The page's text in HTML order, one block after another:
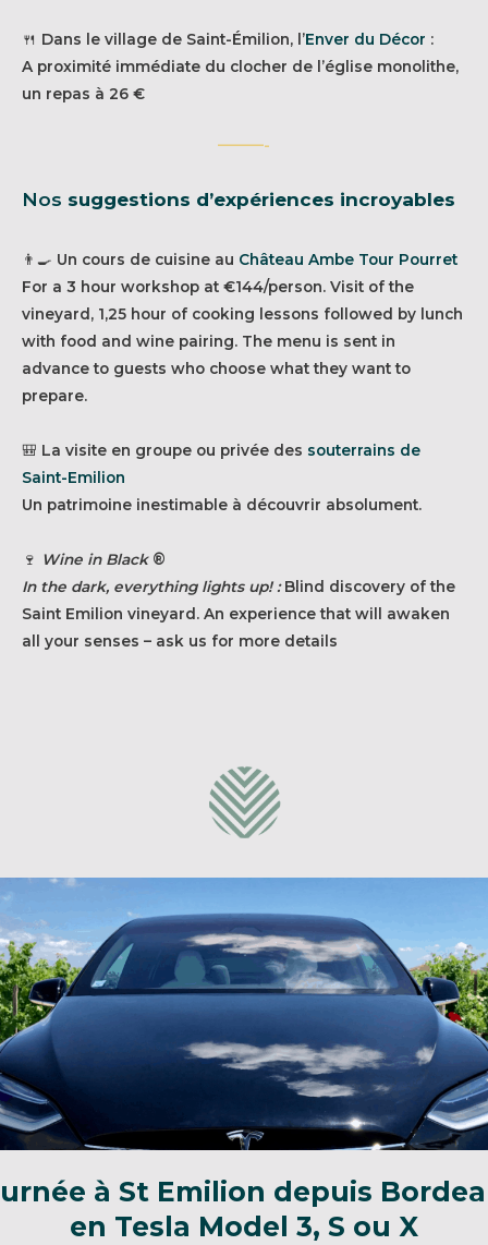
🍴 Dans le village de Saint-Émilion, l’Enver du Décor :
A proximité immédiate du clocher de l’église monolithe,
un repas à 26 €
———-
Nos suggestions d’expériences incroyables
👨‍🍳 Un cours de cuisine au Château Ambe Tour Pourret
For a 3 hour workshop at €144/person. Visit of the
vineyard, 1,25 hour of cooking lessons followed by lunch
with food and wine pairing. The menu is sent in
advance to guests who choose what they want to
prepare.
🎒 La visite en groupe ou privée des souterrains de
Saint-Emilion
Un patrimoine inestimable à découvrir absolument.
🍷 Wine in Black ®
In the dark, everything lights up! :Blind discovery of the
Saint Emilion vineyard. An experience that will awaken
all your senses – ask us for more details
à St Emilion depuis
en Tesla Model 3, S ou X